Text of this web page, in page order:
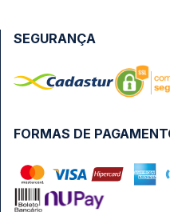
FORMAS DE
SEGURANÇA